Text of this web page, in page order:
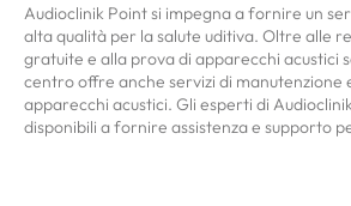
Audioclinik Point si impegna a fornire un
alta qualità per la salute uditiva. Oltre alle
gratuite e alla prova di apparecchi acustici
centro offre anche servizi di manutenzione
apparecchi acustici. Gli esperti di
disponibili a fornire assistenza e supporto